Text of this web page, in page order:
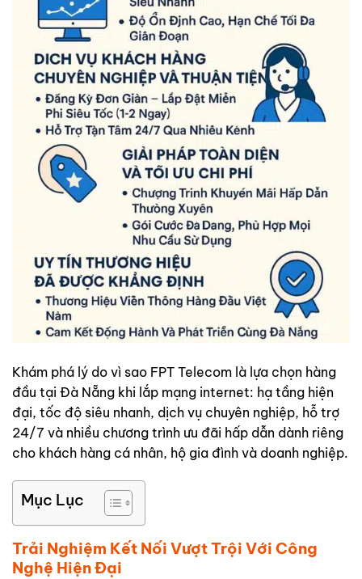
Khám phá lý do vì sao FPT Telecom là lựa chọn hàng
đầu tại Đà Nẵng khi lắp mạng internet: hạ tầng hiện
đại, tốc độ siêu nhanh, dịch vụ chuyên nghiệp, hỗ trợ
24/7 và nhiều chương trình ưu đãi hấp dẫn dành riêng
cho khách hàng cá nhân, hộ gia đình và doanh nghiệp.
Mục Lục
Trải Nghiệm Kết Nối Vượt Trội Với Công
Nghệ Hiện Đại